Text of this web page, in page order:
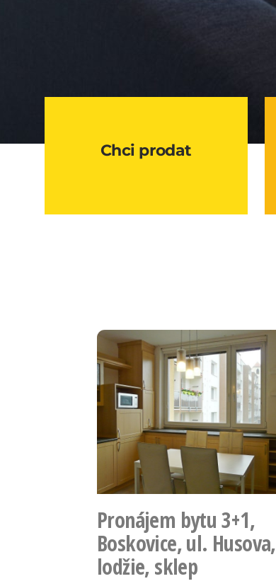
Chci prodat
Pronájem bytu 3+1,
Boskovice, ul. Husova,
lodžie, sklep